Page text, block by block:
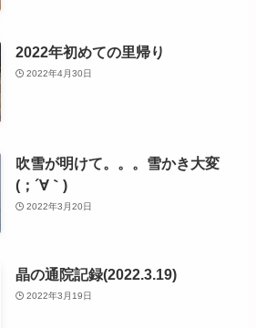
2022年初めての里帰り
2022年4月30日
吹雪が明けて。。。雪かき大変
(；´∀｀)
2022年3月20日
晶の通院記録(2022.3.19)
2022年3月19日